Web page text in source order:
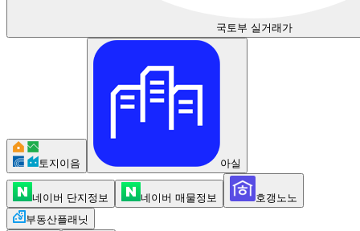
국토부 실거래가
토지이음 아실
네이버 단지정보 네이버 매물정보
호갱노노
부동산플래닛